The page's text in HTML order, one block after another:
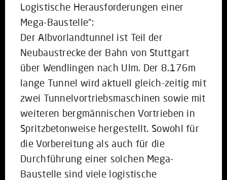
Logistische Herausforderungen einer
Mega-Baustelle“:
Der Albvorlandtunnel ist Teil der
Neubaustrecke der Bahn von Stuttgart
über Wendlingen nach Ulm. Der 8.176m
lange Tunnel wird aktuell gleich-zeitig mit
zwei Tunnelvortriebsmaschinen sowie mit
weiteren bergmännischen Vortrieben in
Spritzbetonweise hergestellt. Sowohl für
die Vorbereitung als auch für die
Durchführung einer solchen Mega-
Baustelle sind viele logistische